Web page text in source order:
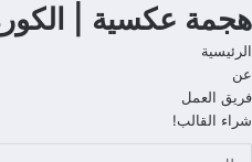
هجمة عكسية |
الرئيسية
عن
فريق العمل
شراء القالب!